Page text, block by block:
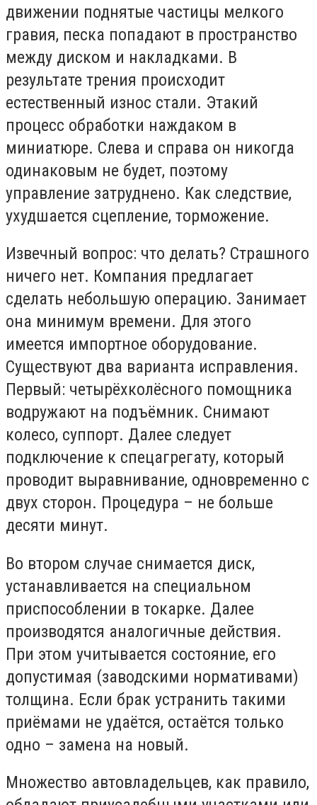
движении поднятые частицы мелкого
гравия, песка попадают в пространство
между диском и накладками. В
результате трения происходит
естественный износ стали. Этакий
процесс обработки наждаком в
миниатюре. Слева и справа он никогда
одинаковым не будет, поэтому
управление затруднено. Как следствие,
ухудшается сцепление, торможение.
Извечный вопрос: что делать? Страшного
ничего нет. Компания предлагает
сделать небольшую операцию. Занимает
она минимум времени. Для этого
имеется импортное оборудование.
Существуют два варианта исправления.
Первый: четырёхколёсного помощника
водружают на подъёмник. Снимают
колесо, суппорт. Далее следует
подключение к спецагрегату, который
проводит выравнивание, одновременно с
двух сторон. Процедура – не больше
десяти минут.
Во втором случае снимается диск,
устанавливается на специальном
приспособлении в токарке. Далее
производятся аналогичные действия.
При этом учитывается состояние, его
допустимая (заводскими нормативами)
толщина. Если брак устранить такими
приёмами не удаётся, остаётся только
одно – замена на новый.
Множество автовладельцев, как правило,